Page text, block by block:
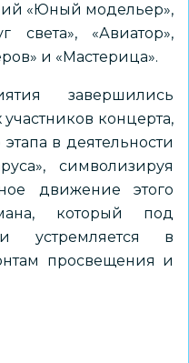
«Юный модельер»,
света», «Авиатор»,
и «Мастерица».
завершились
концерта,
в деятельности
символизируя
движение этого
который под
устремляется в
просвещения и